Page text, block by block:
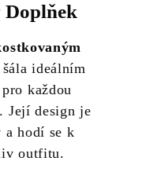
Doplňek
ideálním
každou
Její design je
a hodí se k
outfitu.